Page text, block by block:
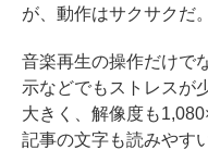
が、動作はサクサクだ。
音楽再生の操作だけで
示などでもストレスが
大きく、解像度も
記事の文字も読みやすい